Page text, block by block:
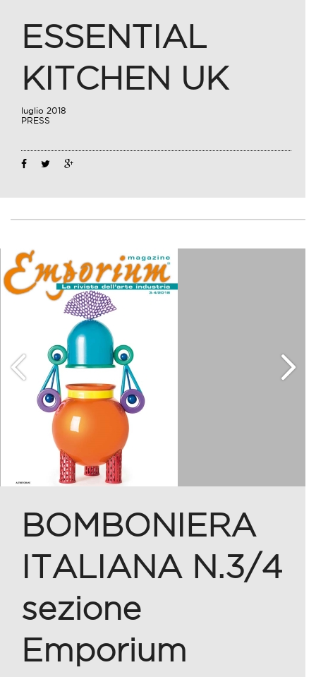
ESSENTIAL
KITCHEN UK
luglio 2018
PRESS
Lug 15 2018
BOMBONIERA
ITALIANA N.3/4
sezione
Emporium